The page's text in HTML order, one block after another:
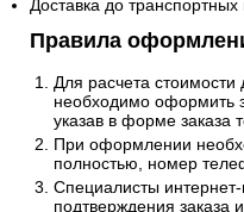
Доставка до
Правила
Для расчета стоимости
необходимо оформить
указав в форме заказа
При оформлении
полностью, номер
Специалисты
подтверждения заказа